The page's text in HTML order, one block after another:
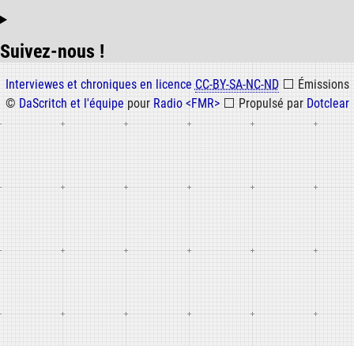
Suivez-nous !
Informations
Interviewes et chroniques en licence CC-BY-SA-NC-ND ⬜ Émissions
© DaScritch et l'équipe pour Radio <FMR> ⬜ Propulsé par Dotclear